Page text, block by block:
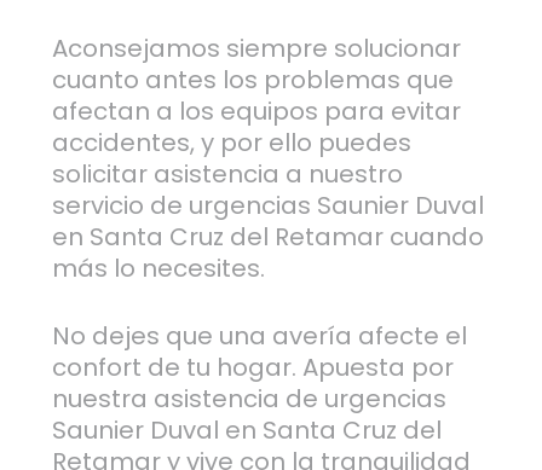
Aconsejamos siempre solucionar
cuanto antes los problemas que
afectan a los equipos para evitar
accidentes, y por ello puedes
solicitar asistencia a nuestro
servicio de urgencias Saunier Duval
en Santa Cruz del Retamar cuando
más lo necesites.
No dejes que una avería afecte el
confort de tu hogar. Apuesta por
nuestra asistencia de urgencias
Saunier Duval en Santa Cruz del
Retamar y vive con la tranquilidad